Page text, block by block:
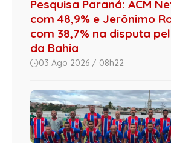
Pesquisa Paraná: ACM
com 48,9% e Jerônimo
com 38,7% na disputa
da Bahia
03 Ago 2026 / 08h22